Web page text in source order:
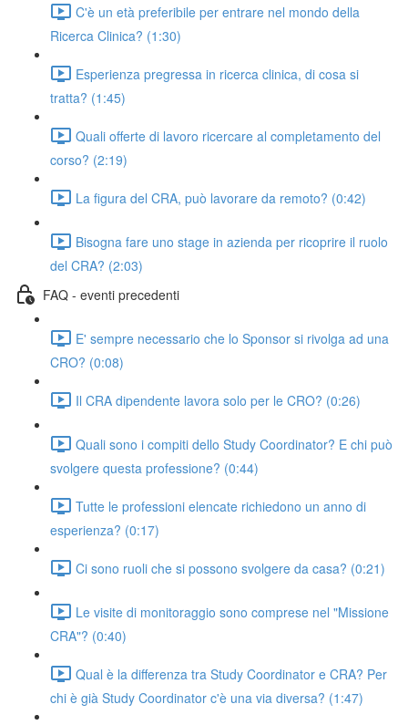
C'è un età preferibile per entrare nel mondo della
Ricerca Clinica? (1:30)
Esperienza pregressa in ricerca clinica, di cosa si
tratta? (1:45)
Quali offerte di lavoro ricercare al completamento del
corso? (2:19)
La figura del CRA, può lavorare da remoto? (0:42)
Bisogna fare uno stage in azienda per ricoprire il ruolo
del CRA? (2:03)
FAQ - eventi precedenti
E' sempre necessario che lo Sponsor si rivolga ad una
CRO? (0:08)
Il CRA dipendente lavora solo per le CRO? (0:26)
Quali sono i compiti dello Study Coordinator? E chi può
svolgere questa professione? (0:44)
Tutte le professioni elencate richiedono un anno di
esperienza? (0:17)
Ci sono ruoli che si possono svolgere da casa? (0:21)
Le visite di monitoraggio sono comprese nel "Missione
CRA"? (0:40)
Qual è la differenza tra Study Coordinator e CRA? Per
chi è già Study Coordinator c'è una via diversa? (1:47)